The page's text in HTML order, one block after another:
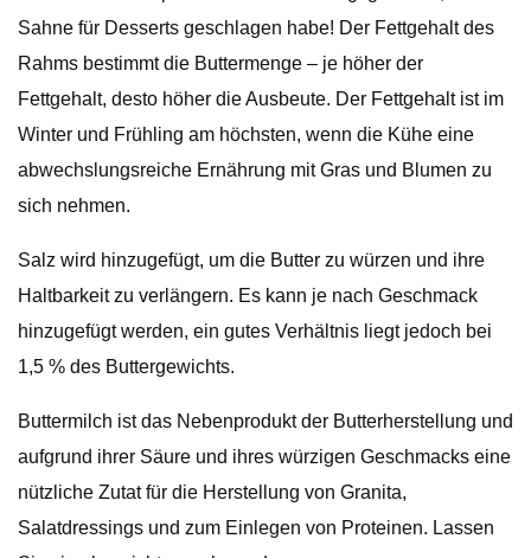
Sahne für Desserts geschlagen habe! Der Fettgehalt des
Rahms bestimmt die Buttermenge – je höher der
Fettgehalt, desto höher die Ausbeute. Der Fettgehalt ist im
Winter und Frühling am höchsten, wenn die Kühe eine
abwechslungsreiche Ernährung mit Gras und Blumen zu
sich nehmen.
Salz wird hinzugefügt, um die Butter zu würzen und ihre
Haltbarkeit zu verlängern. Es kann je nach Geschmack
hinzugefügt werden, ein gutes Verhältnis liegt jedoch bei
1,5 % des Buttergewichts.
Buttermilch ist das Nebenprodukt der Butterherstellung und
aufgrund ihrer Säure und ihres würzigen Geschmacks eine
nützliche Zutat für die Herstellung von Granita,
Salatdressings und zum Einlegen von Proteinen. Lassen